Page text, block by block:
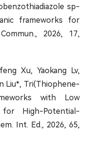
sp-
frameworks for
2026, 17,
Xu, Yaokang Lv,
Liu*, Tri(Thiophene-
with Low
for High-Potential-
Int. Ed., 2026, 65,